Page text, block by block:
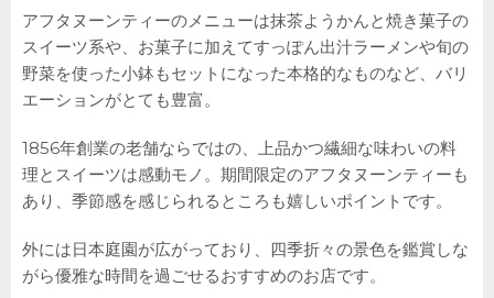
アフタヌーンティーのメニューは抹茶ようかんと焼き菓子の
スイーツ系や、お菓子に加えてすっぽん出汁ラーメンや旬の
野菜を使った小鉢もセットになった本格的なものなど、バリ
エーションがとても豊富。
1856年創業の老舗ならではの、上品かつ繊細な味わいの料
理とスイーツは感動モノ。期間限定のアフタヌーンティーも
あり、季節感を感じられるところも嬉しいポイントです。
外には日本庭園が広がっており、四季折々の景色を鑑賞しな
がら優雅な時間を過ごせるおすすめのお店です。